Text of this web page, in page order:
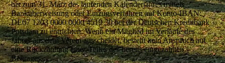
bis zum 31. März des laufenden Kalenderjahres mittels
Banküberweisung oder Einzugsverfahren auf Konto-IBAN:
DE07 1203 0000 0000 4519 30 bei der Deutschen Kreditbank
Potsdam zu entrichten. Wenn ein Mitglied im Verlaufe des
Jahres aus dem Verein ausscheidet, besteht kein Anspruch auf
eine Rückzahlung eines Teiles des bereits eingezahlten
Beitrages.